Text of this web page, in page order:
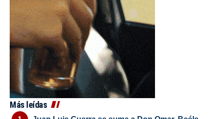
Más leídas